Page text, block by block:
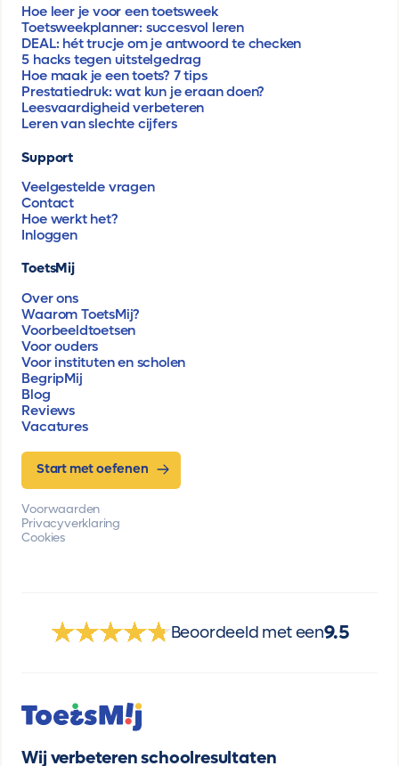
Hoe leer je voor een toetsweek
Toetsweekplanner: succesvol leren
DEAL: hét trucje om je antwoord te checken
5 hacks tegen uitstelgedrag
Hoe maak je een toets? 7 tips
Prestatiedruk: wat kun je eraan doen?
Leesvaardigheid verbeteren
Leren van slechte cijfers
Support
Veelgestelde vragen
Contact
Hoe werkt het?
Inloggen
ToetsMij
Over ons
Waarom ToetsMij?
Voorbeeldtoetsen
Voor ouders
Voor instituten en scholen
BegripMij
Blog
Reviews
Vacatures
Start met oefenen
Voorwaarden
Privacyverklaring
Cookies
Beoordeeld met een9.5
Wij verbeteren schoolresultaten